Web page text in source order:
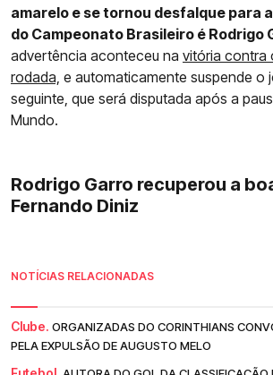
amarelo e se tornou desfalque para
do Campeonato Brasileiro é Rodrigo
advertência aconteceu na vitória contra
rodada, e automaticamente suspende o
seguinte, que será disputada após a
Mundo.
Rodrigo Garro recuperou a
Fernando Diniz
NOTÍCIAS RELACIONADAS
Clube. ORGANIZADAS DO CORINTHIANS
PELA EXPULSÃO DE AUGUSTO MELO